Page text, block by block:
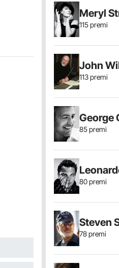
Meryl
115 premi
John
113 premi
George
85 premi
80 premi
Steven
78 premi